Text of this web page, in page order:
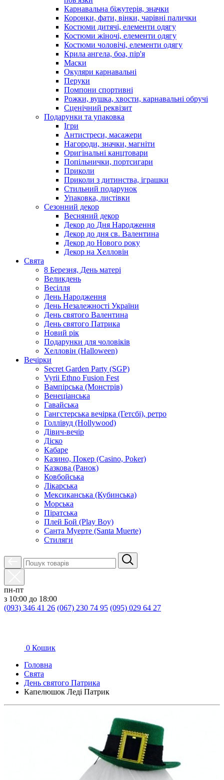
Карнавальна біжутерія, значки
Коронки, фати, вінки, чарівні палички
Костюми дитячі, елементи одягу
Костюми жіночі, елементи одягу
Костюми чоловічі, елементи одягу
Крила ангела, боа, пір'я
Маски
Окуляри карнавальні
Перуки
Помпони спортивні
Рожки, вушка, хвости, карнавальні обручі
Сценічний реквізит
Подарунки та упаковка
Ігри
Антистреси, масажери
Нагороди, значки, магніти
Оригінальні канцтовари
Попільнички, портсигари
Приколи
Приколи з дитинства, іграшки
Стильний подарунок
Упаковка, листівки
Сезонний декор
Весняний декор
Декор до Дня Народження
Декор до дня св. Валентина
Декор до Нового року
Декор на Хелловін
Свята
8 Березня, День матері
Великдень
Весілля
День Народження
День Незалежності України
День святого Валентина
День святого Патрика
Новий рік
Подарунки для чоловіків
Хелловін (Halloween)
Вечірки
Secret Garden Party (SGP)
Vyrii Ethno Fusion Fest
Вампірська (Монстрів)
Венеціанська
Гавайська
Гангстерська вечірка (Гетсбі), ретро
Голлівуд (Hollywood)
Дівич-вечір
Діско
Кабаре
Казино, Покер (Casino, Poker)
Казкова (Ранок)
Ковбойська
Лікарська
Мексиканська (Кубинська)
Морська
Піратська
Плей Бой (Play Boy)
Санта Муерте (Santa Muerte)
Стиляги
пн-пт
з 10:00 до 18:00
(093) 346 41 26 (067) 230 74 95 (095) 029 64 27
0 Кошик
Головна
Свята
День святого Патрика
Капелюшок Леді Патрик